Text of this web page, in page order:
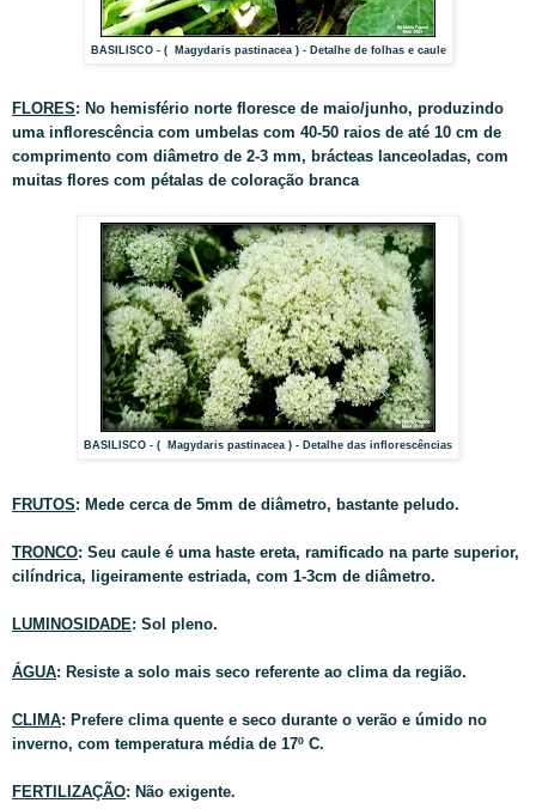
BASILISCO - ( Magydaris pastinacea ) - Detalhe de folhas e caule
FLORES: No hemisfério norte floresce de maio/junho, produzindo
uma inflorescência com umbelas com 40-50 raios de até 10 cm de
comprimento com diâmetro de 2-3 mm, brácteas lanceoladas, com
muitas flores com pétalas de coloração branca
BASILISCO - ( Magydaris pastinacea ) - Detalhe das inflorescências
FRUTOS: Mede cerca de 5mm de diâmetro, bastante peludo.
TRONCO: Seu caule é uma haste ereta, ramificado na parte superior,
cilíndrica, ligeiramente estriada, com 1-3cm de diâmetro.
LUMINOSIDADE: Sol pleno.
ÁGUA: Resiste a solo mais seco referente ao clima da região.
CLIMA: Prefere clima quente e seco durante o verão e úmido no
inverno, com temperatura média de 17º C.
FERTILIZAÇÃO: Não exigente.